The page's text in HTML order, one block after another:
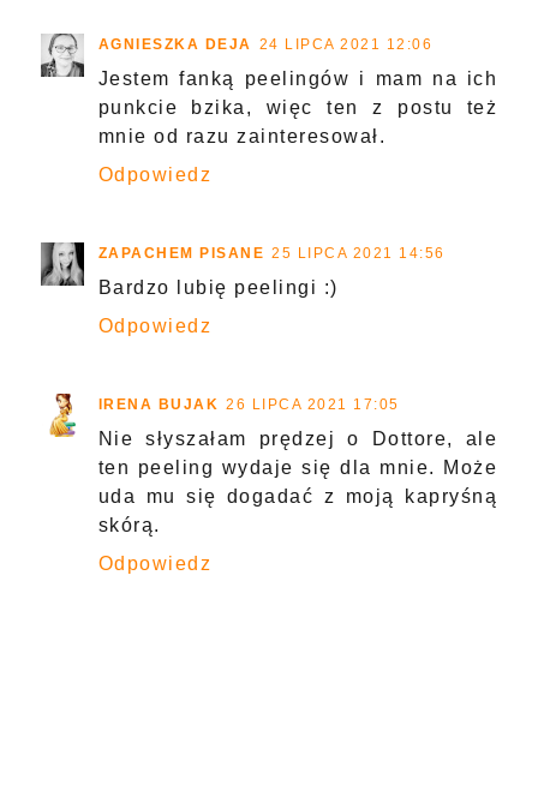
AGNIESZKA DEJA 24 LIPCA 2021 12:06
Jestem fanką peelingów i mam na ich
punkcie bzika, więc ten z postu też
mnie od razu zainteresował.
Odpowiedz
ZAPACHEM PISANE 25 LIPCA 2021 14:56
Bardzo lubię peelingi :)
Odpowiedz
IRENA BUJAK 26 LIPCA 2021 17:05
Nie słyszałam prędzej o Dottore, ale
ten peeling wydaje się dla mnie. Może
uda mu się dogadać z moją kapryśną
skórą.
Odpowiedz